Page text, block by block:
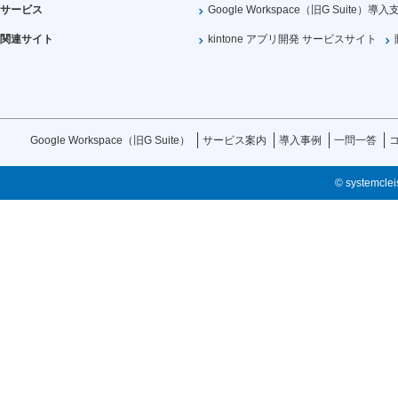
サービス Google Workspace（旧G Suite）導入
関連サイト kintone アプリ開発 サービスサイト
Google Workspace（旧G Suite） サービス案内 導入事例 一問一答
©